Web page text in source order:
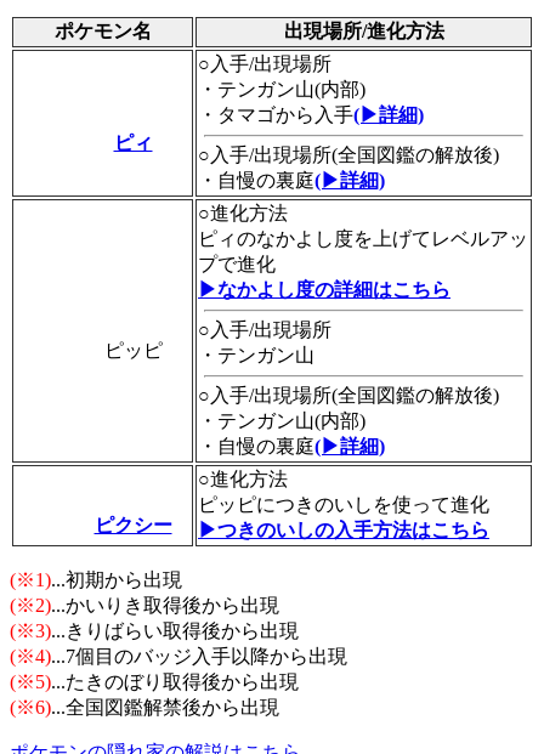
ポケモン名 出現場所/進化方法
ピィ
○入手/出現場所
・テンガン山(内部)
・タマゴから入手(▶詳細)
○入手/出現場所(全国図鑑の解放後)
・自慢の裏庭(▶詳細)
ピッピ
○進化方法
ピィのなかよし度を上げてレベルアッ
プで進化
▶なかよし度の詳細はこちら
○入手/出現場所
・テンガン山
○入手/出現場所(全国図鑑の解放後)
・テンガン山(内部)
・自慢の裏庭(▶詳細)
ピクシー
○進化方法
ピッピにつきのいしを使って進化
▶つきのいしの入手方法はこちら
(※1)...初期から出現
(※2)...かいりき取得後から出現
(※3)...きりばらい取得後から出現
(※4)...7個目のバッジ入手以降から出現
(※5)...たきのぼり取得後から出現
(※6)...全国図鑑解禁後から出現